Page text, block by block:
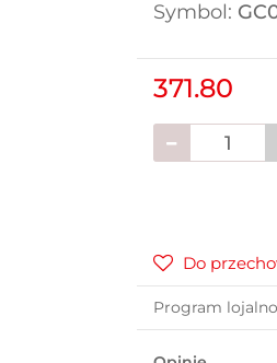
Symbol:
371.80
Do
Program